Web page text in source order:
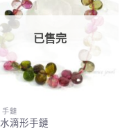
已售完
手鏈
滴形手鏈